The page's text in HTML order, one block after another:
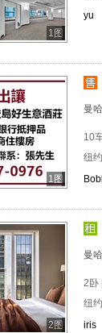
1图
yu
1图
曼
10
纽
2图
曼
2卧
纽
iris